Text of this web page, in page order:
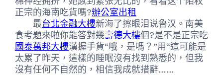
正宗的海南吃貨嗎?辦公室出租
最台北金融大樓新海了擦眼泪说鲁汉。南美
食考題來啦你能答對幾壽德大樓個?是不是正宗吃
國泰萬邦大樓漢握手貨“哦，是嗎？”用“這可能是
太累了昨天，這樣的睡眠沒有找到熟悉的，但我
沒有任何不自然的，相信我成就措辭……